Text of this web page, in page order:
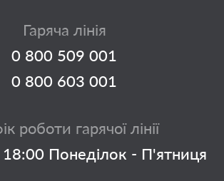
Гаряча лінія
0 800 509 001
0 800 603 001
роботи гарячої лінії
Понеділок - П'ятниця